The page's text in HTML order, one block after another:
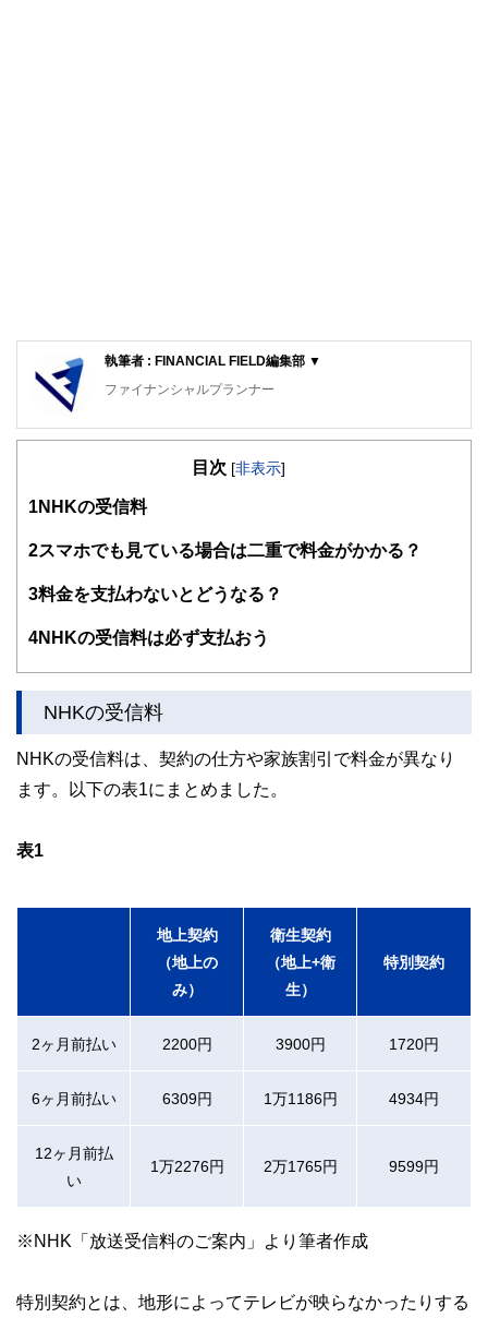
執筆者 : FINANCIAL FIELD編集部 ▼
ファイナンシャルプランナー
FinancialField編集部は、金融、経済に関する記事を、日々
知識がない方でも理解できるようわかりやすく発信していま
得者を中心に「お金や暮らし」に関する書籍・雑誌の編集経
験者で構成され、企画立案から記事掲載まですべての工程に
護士、税理士、宅地建物取引士、相続診断士、住宅ローンア
かしく感じられる年金や税金、相続、保険、ローンなどの話
をわかりやすく発信している点です。
執筆者・監修者による執筆体制を築くことで、内容のわかり
目次 [非表示]
1 NHKの受信料
2スマホでも見ている場合は二重で料金がかかる？
3料金を支払わないとどうなる？
4NHKの受信料は必ず支払おう
NHKの受信料
NHKの受信料は、契約の仕方や家族割引で料金が異なり
ます。以下の表1にまとめました。
表1
地上契約
（地上の
み）
衛生契約
（地上+衛
生）
特別契約
2ヶ月前払い 2200円 3900円 1720円
6ヶ月前払い 6309円 1万1186円 4934円
12ヶ月前払
い
1万2276円 2万1765円 9599円
※NHK「放送受信料のご案内」より筆者作成
特別契約とは、地形によってテレビが映らなかったりする